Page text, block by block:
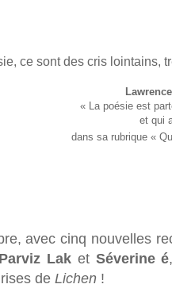
ce sont des cris lointains,
« La poésie est
et qui
dans sa rubrique «
avec cinq nouvelles
Lak etSéverine é,
de Lichen !